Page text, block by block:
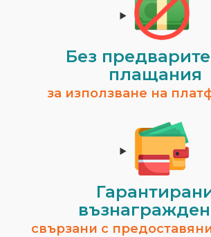
Без
плащания
за използване на
свързани с